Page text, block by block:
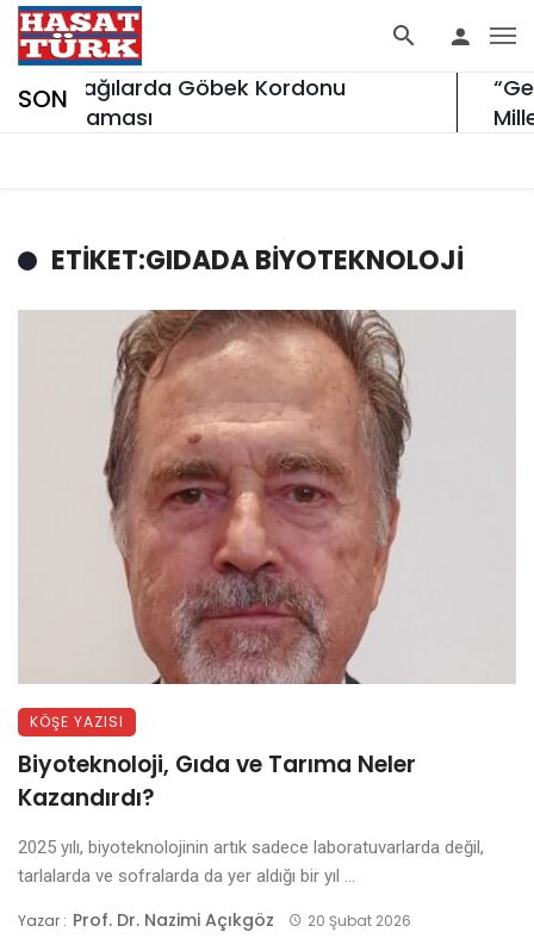
SON
Buzağılarda Göbek Kordonu
Kanaması
ETIKET:GIDADA BIYOTEKNOLOJI
KÖŞE YAZISI
Biyoteknoloji, Gıda ve Tarıma Neler
Kazandırdı?
2025 yılı, biyoteknolojinin artık sadece laboratuvarlarda değil,
tarlalarda ve sofralarda da yer aldığı bir yıl ...
Yazar : Prof. Dr. Nazimi Açıkgöz 20 Şubat 2026